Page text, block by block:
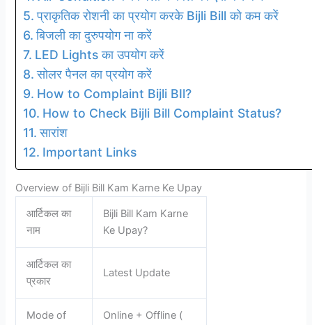
प्राकृतिक रोशनी का प्रयोग करके Bijli Bill को कम करें
बिजली का दुरुपयोग ना करें
LED Lights का उपयोग करें
सोलर पैनल का प्रयोग करें
How to Complaint Bijli BIl?
How to Check Bijli Bill Complaint Status?
सारांश
Important Links
Overview of Bijli Bill Kam Karne Ke Upay
आर्टिकल का
नाम
Bijli Bill Kam Karne
Ke Upay?
आर्टिकल का
प्रकार
Latest Update
Mode of
Online + Offline (